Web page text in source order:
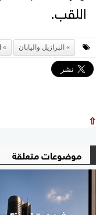
اللقب.
البرازيل واليابان
⇧
موضوعات متعلقة